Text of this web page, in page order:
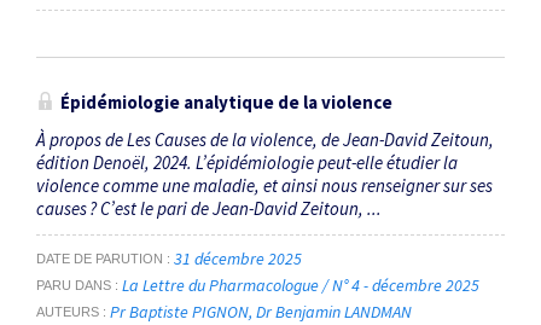
Épidémiologie analytique de la violence
À propos de Les Causes de la violence, de Jean-David Zeitoun,
édition Denoël, 2024. L’épidémiologie peut-elle étudier la
violence comme une maladie, et ainsi nous renseigner sur ses
causes ? C’est le pari de Jean-David Zeitoun, ...
DATE DE PARUTION 31 décembre 2025
PARU DANS La Lettre du Pharmacologue / N° 4 - décembre 2025
AUTEURS Pr Baptiste PIGNON Dr Benjamin LANDMAN